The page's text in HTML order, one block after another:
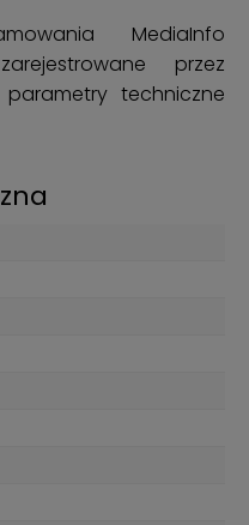
MediaInfo
przez
techniczne